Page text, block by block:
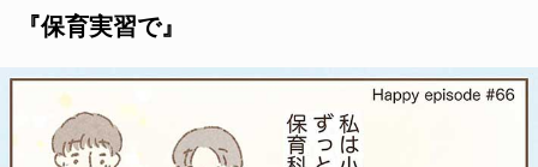
『保育実習で』